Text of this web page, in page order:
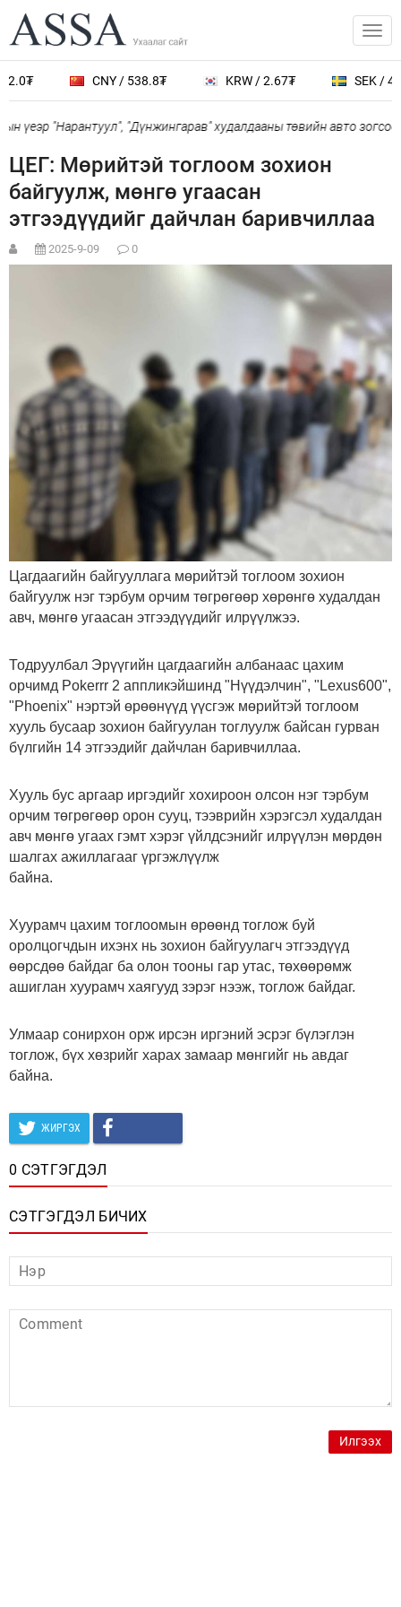
CNY / 538.8₮ KRW / 2.67₮ SEK /
үеэр "Нарантуул", "Дүнжингарав" худалдааны төвийн авто
ЦЕГ: Мөрийтэй тоглоом зохион
байгуулж, мөнгө угаасан
этгээдүүдийг дайчлан баривчиллаа
2025-9-09 0
Цагдаагийн байгууллага мөрийтэй тоглоом зохион
байгуулж нэг тэрбум орчим төгрөгөөр хөрөнгө худалдан
авч, мөнгө угаасан этгээдүүдийг илрүүлжээ.
Тодруулбал Эрүүгийн цагдаагийн албанаас цахим
орчимд Pokerrr 2 аппликэйшинд "Нүүдэлчин", "Lexus600",
"Phoenix" нэртэй өрөөнүүд үүсгэж мөрийтэй тоглоом
хууль бусаар зохион байгуулан тоглуулж байсан гурван
бүлгийн 14 этгээдийг дайчлан баривчиллаа.
Хууль бус аргаар иргэдийг хохироон олсон нэг тэрбум
орчим төгрөгөөр орон сууц, тээврийн хэрэгсэл худалдан
авч мөнгө угаах гэмт хэрэг үйлдсэнийг илрүүлэн мөрдөн
шалгах ажиллагааг үргэжлүүлж
байна.
Хуурамч цахим тоглоомын өрөөнд тоглож буй
оролцогчдын ихэнх нь зохион байгуулагч этгээдүүд
өөрсдөө байдаг ба олон тооны гар утас, төхөөрөмж
ашиглан хуурамч хаягууд зэрэг нээж, тоглож байдаг.
Улмаар сонирхон орж ирсэн иргэний эсрэг бүлэглэн
тоглож, бүх хөзрийг харах замаар мөнгийг нь авдаг
байна.
ЖИРГЭХ
0 СЭТГЭГДЭЛ
СЭТГЭГДЭЛ БИЧИХ
Илгээх